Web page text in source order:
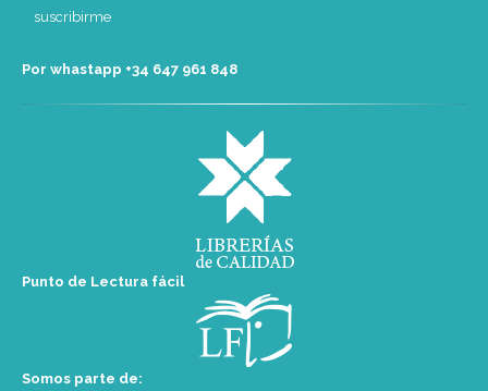
Por whastapp +34 ‭647 961 848‬
Punto de Lectura fácil
Somos parte de: